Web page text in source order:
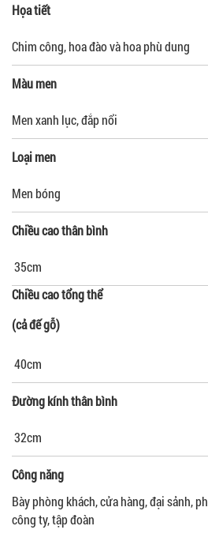
Họa tiết
Chim công, hoa đào và hoa phù dung
Màu men
Men xanh lục, đắp nổi
Loại men
Men bóng
Chiều cao thân bình
35cm
Chiều cao tổng thể
(cả đế gỗ)
40cm
Đường kính thân bình
32cm
Công năng
Bày phòng khách, cửa hàng, đại sảnh,
công ty, tập đoàn